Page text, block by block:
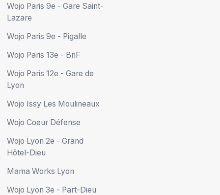
Wojo Paris 9e - Gare Saint-
Lazare
Wojo Paris 9e - Pigalle
Wojo Paris 13e - BnF
Wojo Paris 12e - Gare de
Lyon
Wojo Issy Les Moulineaux
Wojo Coeur Défense
Wojo Lyon 2e - Grand
Hôtel-Dieu
Mama Works Lyon
Wojo Lyon 3e - Part-Dieu